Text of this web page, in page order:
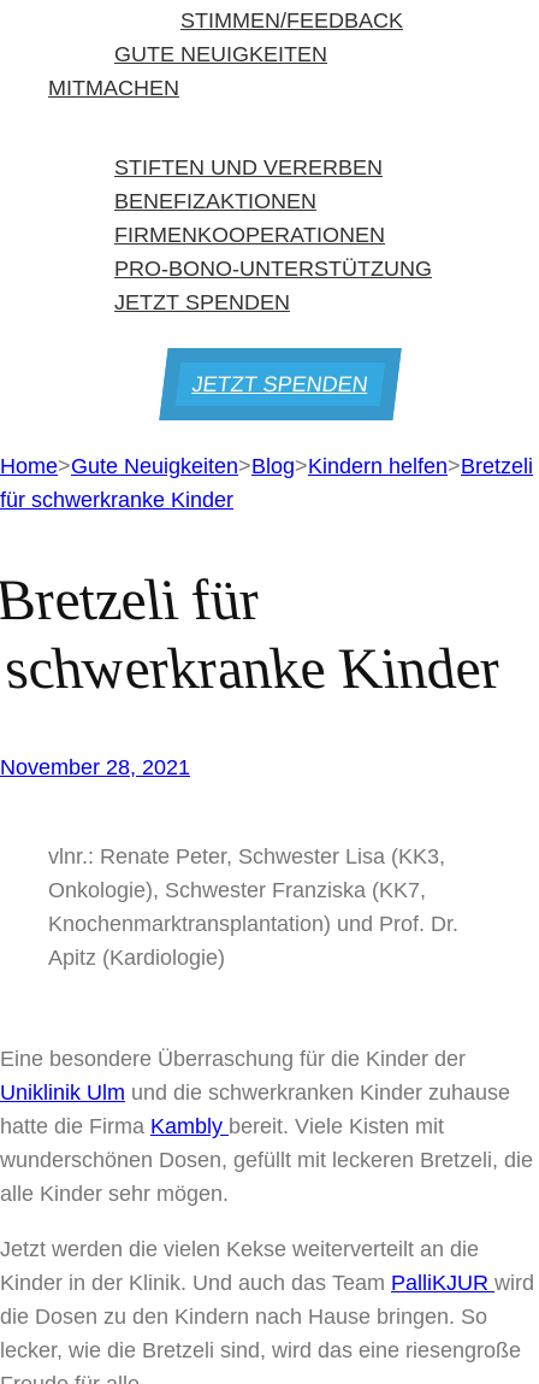
STIMMEN/FEEDBACK
GUTE NEUIGKEITEN
MITMACHEN
STIFTEN UND VERERBEN
BENEFIZAKTIONEN
FIRMENKOOPERATIONEN
PRO-BONO-UNTERSTÜTZUNG
JETZT SPENDEN
JETZT SPENDEN
Home>Gute Neuigkeiten>Blog>Kindern helfen>Bretzeli
für schwerkranke Kinder
für
schwerkranke Kinder
November 28, 2021
vlnr.: Renate Peter, Schwester Lisa (KK3,
Onkologie), Schwester Franziska (KK7,
Knochenmarktransplantation) und Prof. Dr.
Apitz (Kardiologie)
Eine besondere Überraschung für die Kinder der
Uniklinik Ulm und die schwerkranken Kinder zuhause
hatte die Firma Kambly bereit. Viele Kisten mit
wunderschönen Dosen, gefüllt mit leckeren Bretzeli, die
alle Kinder sehr mögen.
Jetzt werden die vielen Kekse weiterverteilt an die
Kinder in der Klinik. Und auch das Team PalliKJUR wird
die Dosen zu den Kindern nach Hause bringen. So
lecker, wie die Bretzeli sind, wird das eine riesengroße